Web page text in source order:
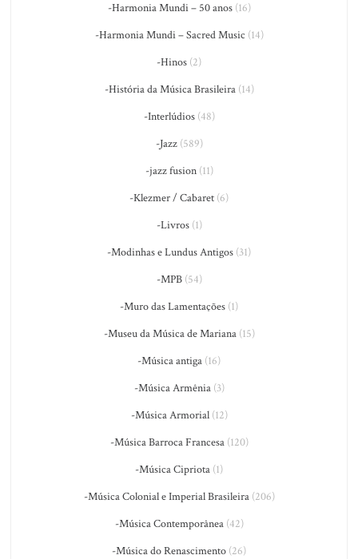
-Harmonia Mundi – 50 anos(16)
-Harmonia Mundi – Sacred Music (14)
-Hinos (2)
-História da Música Brasileira(14)
-Interlúdios(48)
-Jazz(589)
-jazz fusion(11)
-Klezmer / Cabaret (6)
-Livros(1)
-Modinhas e Lundus Antigos (31)
-MPB(54)
-Muro das Lamentações (1)
-Museu da Música de Mariana(15)
-Música antiga (16)
-Música Armênia(3)
-Música Armorial(12)
-Música Barroca Francesa(120)
-Música Cipriota (1)
-Música Colonial e Imperial Brasileira(206)
-Música Contemporânea(42)
-Música do Renascimento (26)